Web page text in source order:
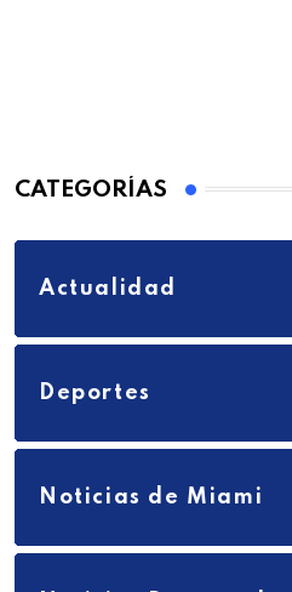
CATEGORÍAS
Actualidad
Deportes
Noticias de Miami